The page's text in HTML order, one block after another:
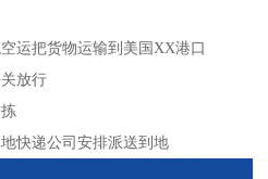
运把货物运输到美国XX港口
放行
快递公司安排派送到地